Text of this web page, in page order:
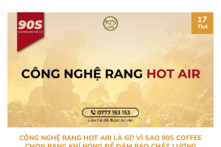
CÔNG NGHỆ RANG HOT AIR LÀ GÌ? VÌ SAO 90S COFFEE
17
Th4